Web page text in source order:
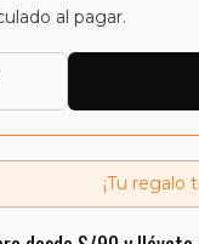
al pagar.
¡Tu regalo